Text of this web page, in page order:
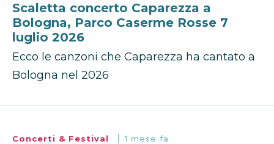
Scaletta concerto Caparezza a
Bologna, Parco Caserme Rosse 7
luglio 2026
Ecco le canzoni che Caparezza ha cantato a
Bologna nel 2026
Concerti & Festival 1 mese fa